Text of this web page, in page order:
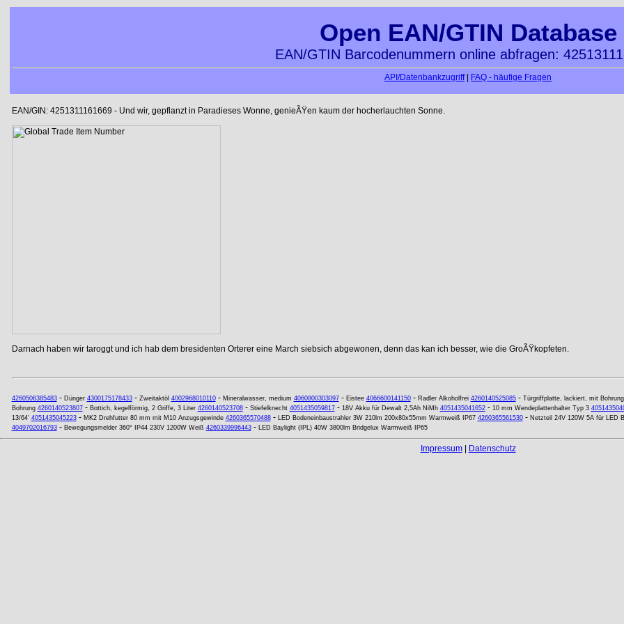
Open EAN/GTIN Database
EAN/GTIN Barcodenummern online abfragen:
API/Datenbankzugriff| FAQ - häufige Fragen
EAN/GIN: 4251311161669 - Und wir, gepflanzt in Paradieses Wonne, genieÃŸen kaum der hocherlauchten Sonne.
Darnach haben wir taroggt und ich hab dem bresidenten Orterer eine March siebsich abgewonen, denn das kan ich besser, wie die GroÃŸkopfeten.
4260506385483- Dünger 4300175178433- Zweitaktöl 4002968010110- Mineralwasser, medium 4060800303097- Eistee 4066600141150- Radler Alkoholfrei 4260140525085- Türgriffplatte, lackiert, mit
Bohrung 4260140523807- Bottich, kegelförmig, 2 Griffe, 3 Liter 4260140523708- Stiefelknecht 4051435059817- 18V Akku für Dewalt 2,5Ah NiMh 4051435041652- 10 mm Wendeplattenhalter Typ 3
13/64' 4051435045223- MK2 Drehfutter 80 mm mit M10 Anzugsgewinde 4260365570488- LED Bodeneinbaustrahler 3W 210lm 200x80x55mm Warmweiß IP67 4260365561530- Netzteil 24V 120W 5A für LED
4049702016793- Bewegungsmelder 360° IP44 230V 1200W Weiß 4260339996443- LED Baylight (IPL) 40W 3800lm Bridgelux Warmweiß IP65
Impressum| Datenschutz